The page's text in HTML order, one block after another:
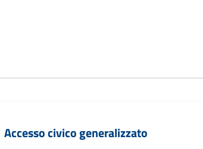
Accesso civico generalizzato